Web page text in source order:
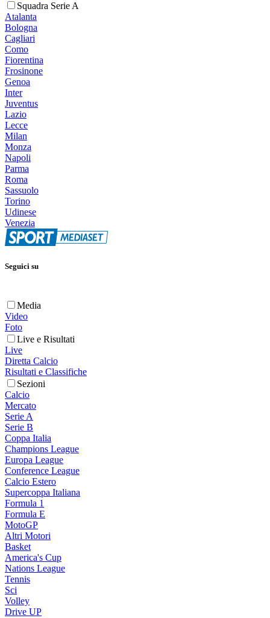
Squadra Serie A
Atalanta
Bologna
Cagliari
Como
Fiorentina
Frosinone
Genoa
Inter
Juventus
Lazio
Lecce
Milan
Monza
Napoli
Parma
Roma
Sassuolo
Torino
Udinese
Venezia
Seguici su
Media
Video
Foto
Live e Risultati
Live
Diretta Calcio
Risultati e Classifiche
Sezioni
Calcio
Mercato
Serie A
Serie B
Coppa Italia
Champions League
Europa League
Conference League
Calcio Estero
Supercoppa Italiana
Formula 1
Formula E
MotoGP
Altri Motori
Basket
America's Cup
Nations League
Tennis
Sci
Volley
Drive UP